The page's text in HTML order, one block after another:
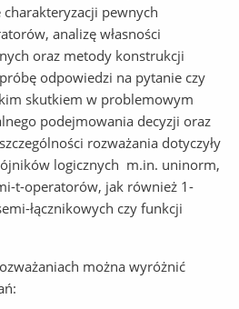
charakteryzacji pewnych
analizę własności
oraz metody konstrukcji
odpowiedzi na pytanie czy
skutkiem w problemowym
podejmowania decyzji oraz
rozważania dotyczyły
logicznych m.in. uninorm,
t-operatorów, jak również 1-
łącznikowych czy funkcji
można wyróżnić